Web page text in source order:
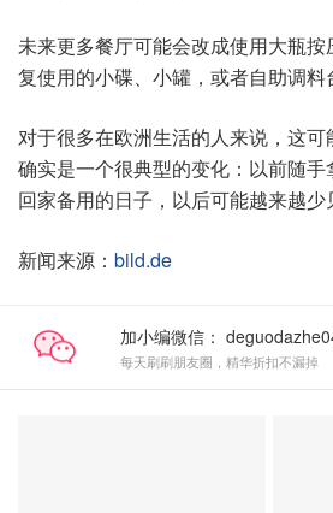
未来更多餐厅可能会改成使用大瓶
复使用的小碟、小罐，或者自助调料
对于很多在欧洲生活的人来说，这
确实是一个很典型的变化：以前随
回家备用的日子，以后可能越来越少
新闻来源： bild.de
加小编微信：
每天刷刷朋友圈，精华折扣不漏掉